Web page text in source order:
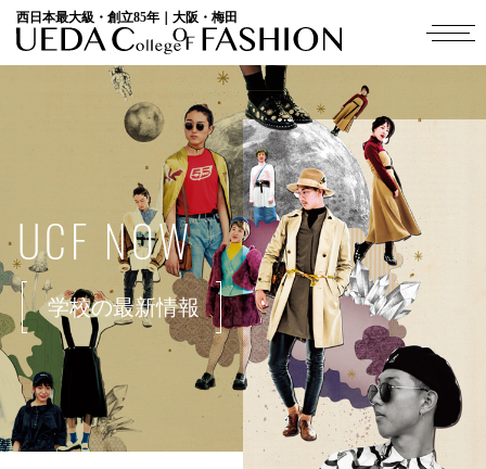
西日本最大級・創立85年｜大阪・梅田
UCF NOW
学校の最新情報